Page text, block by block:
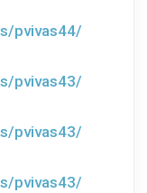
pvivas44/
pvivas43/
pvivas43/
pvivas43/